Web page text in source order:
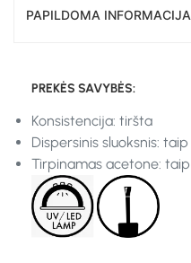
PAPILDOMA INFORMACIJA
PREKĖS SAVYBĖS:
Konsistencija: tiršta
Dispersinis sluoksnis: taip
Tirpinamas acetone: taip